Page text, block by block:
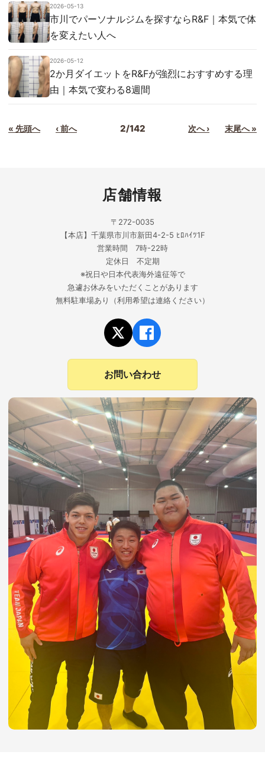
2026-05-13
市川でパーソナルジムを探すならR&F｜本気で体
を変えたい人へ
2026-05-12
2か月ダイエットをR&Fが強烈におすすめする理
由｜本気で変わる8週間
« 先頭へ ‹ 前へ 2/142 次へ › 末尾へ »
店舗情報
〒272-0035
【本店】千葉県市川市新田4-2-5 ﾋﾛﾊｲﾂ1F
営業時間 7時-22時
定休日 不定期
※祝日や日本代表海外遠征等で
急遽お休みをいただくことがあります
無料駐車場あり（利用希望は連絡ください）
お問い合わせ